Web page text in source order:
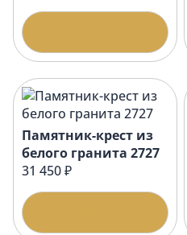
Памятник-крест из
белого гранита 2727
31 450 ₽